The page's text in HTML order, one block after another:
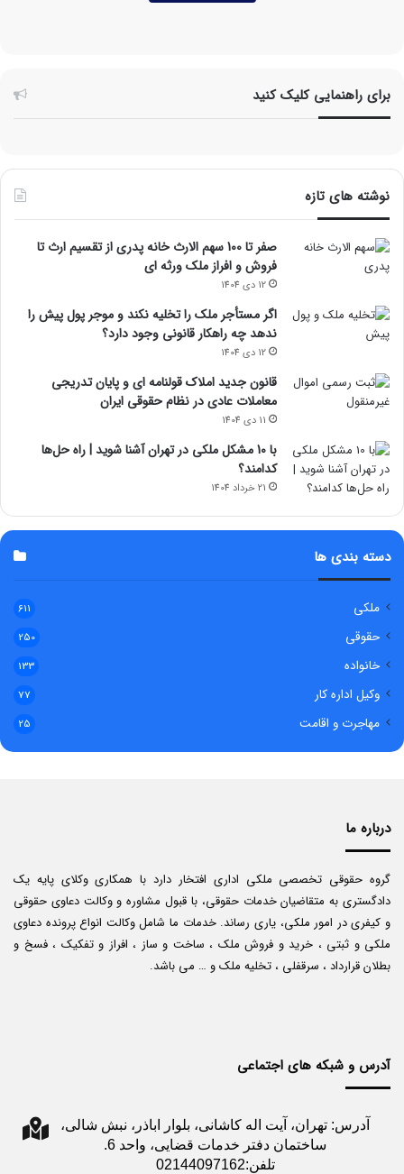
برای راهنمایی کلیک کنید
نوشته های تازه
صفر تا 100 سهم الارث خانه پدری از تقسیم ارث تا
فروش و افراز ملک ورثه ای
12 دی 1404
اگر مستأجر ملک را تخلیه نکند و موجر پول پیش را
ندهد چه راهکار قانونی وجود دارد؟
12 دی 1404
قانون جدید املاک قولنامه ای و پایان تدریجی
معاملات عادی در نظام حقوقی ایران
11 دی 1404
با 10 مشکل ملکی در تهران آشنا شوید | راه حل‌ها
کدامند؟
21 خرداد 1404
دسته بندی ها
ملکی 611
حقوقی 250
خانواده 133
وکیل اداره کار 77
مهاجرت و اقامت 25
درباره ما
گروه حقوقی تخصصی ملکی اداری افتخار دارد با همکاری وکلای پایه یک
دادگستری به متقاضیان خدمات حقوقی، با قبول مشاوره و وکالت دعاوی حقوقی
و کیفری در امور ملکی، یاری رساند. خدمات ما شامل وکالت انواع پرونده دعاوی
ملکی و ثبتی ، خرید و فروش ملک ، ساخت و ساز ، افراز و تفکیک ، فسخ و
بطلان قرارداد ، سرقفلی ، تخلیه ملک و … می باشد.
آدرس و شبکه های اجتماعی
آدرس: تهران، آیت اله کاشانی، بلوار اباذر، نبش شالی،
ساختمان دفتر خدمات قضایی، واحد 6.
تلفن:02144097162